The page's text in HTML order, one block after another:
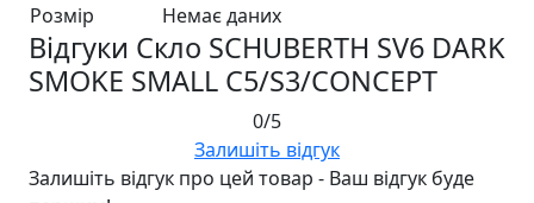
Розмір
Немає даних
Відгуки Скло SCHUBERTH SV6 DARK
SMOKE SMALL C5/S3/CONCEPT
0/5
Залишіть відгук
Залишіть відгук про цей товар - Ваш відгук буде